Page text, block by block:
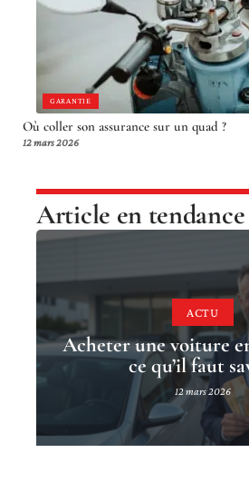
GARANTIE
Où coller son assurance sur un quad ?
12 mars 2026
Article en tendance
ACTU
Acheter une voiture
ce qu’il faut
12 mars 2026